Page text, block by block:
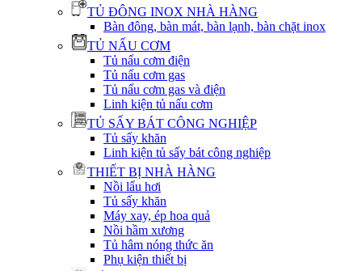
TỦ ĐÔNG INOX NHÀ HÀNG
Bàn đông, bàn mát, bàn lạnh, bàn chặt inox
TỦ NẤU CƠM
Tủ nấu cơm điện
Tủ nấu cơm gas
Tủ nấu cơm gas và điện
Linh kiện tủ nấu cơm
TỦ SẤY BÁT CÔNG NGHIỆP
Tủ sấy khăn
Linh kiện tủ sấy bát công nghiệp
THIẾT BỊ NHÀ HÀNG
Nồi lẩu hơi
Tủ sấy khăn
Máy xay, ép hoa quả
Nồi hầm xương
Tủ hâm nóng thức ăn
Phụ kiện thiết bị